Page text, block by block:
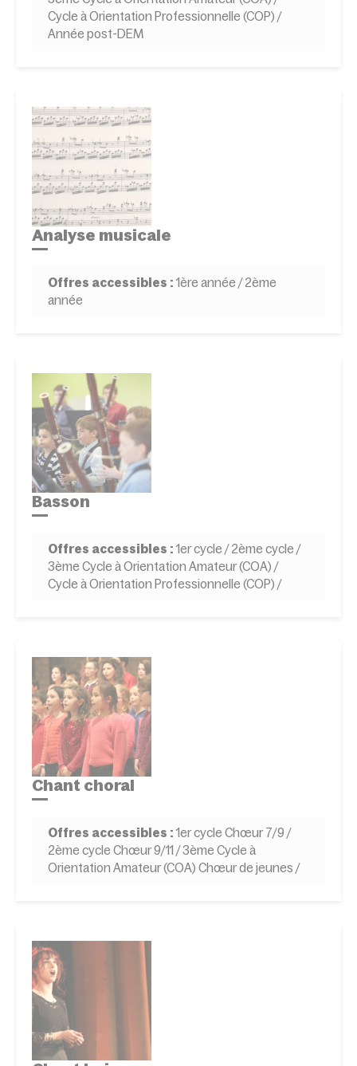
Cycle à Orientation Professionnelle (COP) /
Année post-DEM
Analyse musicale
Offres accessibles : 1ère année / 2ème
année
Basson
Offres accessibles : 1er cycle / 2ème cycle /
3ème Cycle à Orientation Amateur (COA) /
Cycle à Orientation Professionnelle (COP) /
Chant choral
Offres accessibles : 1er cycle Chœur 7/9 /
2ème cycle Chœur 9/11 / 3ème Cycle à
Orientation Amateur (COA) Chœur de jeunes /